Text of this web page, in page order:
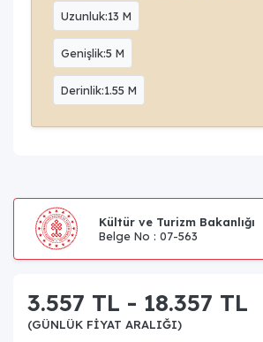
Uzunluk:13 M
Genişlik:5 M
Derinlik:1.55 M
Kültür ve Turizm Bakanlığı
Belge No : 07-563
3.557 TL - 18.357 TL
(GÜNLÜK FIYAT ARALIĞI)